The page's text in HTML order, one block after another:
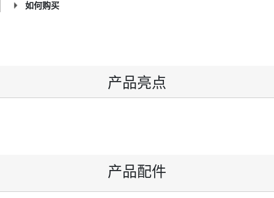
如何购买
产品亮点
产品配件